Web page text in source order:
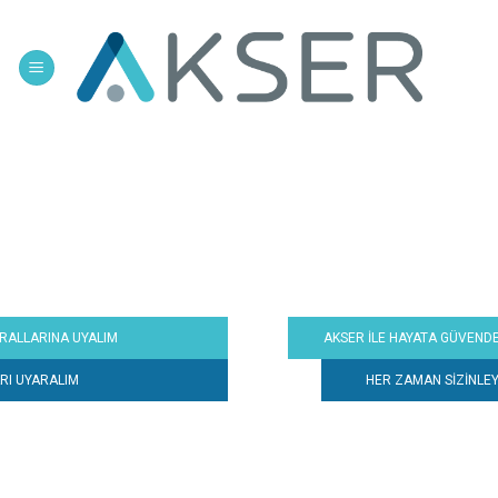
content
UYALIM AKSER İLE HAYATA GÜVENDE
HER ZAMAN SİZİNLEYİZ...